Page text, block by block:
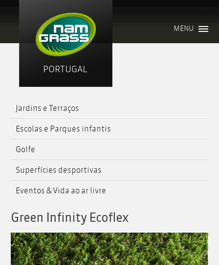
PORTUGAL
MENU
Jardins e Terraços
Escolas e Parques infantis
Golfe
Superfícies desportivas
Eventos & Vida ao ar livre
Green Infinity Ecoflex